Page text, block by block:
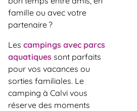
famille ou avec votre
partenaire ?
Les campings avec parcs
aquatiques sont parfaits
pour vos vacances ou
sorties familiales. Le
camping à Calvi vous
réserve des moments